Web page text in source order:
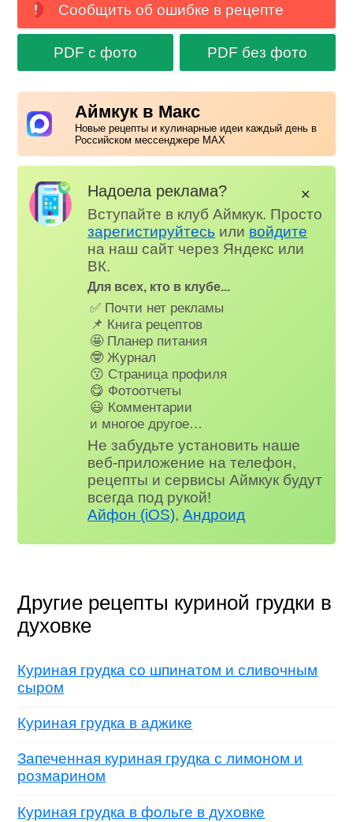
Сообщить об ошибке в рецепте
PDF с фото PDF без фото
Аймкук в Макс
Новые рецепты и кулинарные идеи каждый день в
Российском мессенджере MAX
Надоела реклама?
Вступайте в клуб Аймкук. Просто
зарегистируйтесь или войдите
на наш сайт через Яндекс или
ВК.
Для всех, кто в клубе...
✅ Почти нет рекламы
📌 Книга рецептов
🤩 Планер питания
🤓 Журнал
😗 Страница профиля
😋 Фотоотчеты
😃 Комментарии
и многое другое…
Не забудьте установить наше
веб-приложение на телефон,
рецепты и сервисы Аймкук будут
всегда под рукой!
Айфон (iOS),Андроид
✕
Другие рецепты куриной грудки в
духовке
Куриная грудка со шпинатом и сливочным
сыром
Куриная грудка в аджике
Запеченная куриная грудка с лимоном и
розмарином
Куриная грудка в фольге в духовке